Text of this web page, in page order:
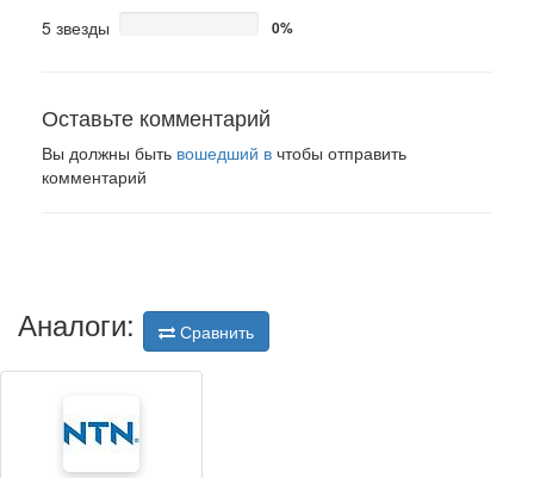
5 звезды 0%
Оставьте комментарий
Вы должны быть вошедший в чтобы отправить
комментарий
Аналоги: Сравнить